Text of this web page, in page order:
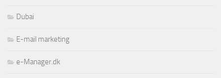
Dubai
E-mail marketing
e-Manager.dk